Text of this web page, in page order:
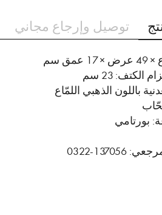
الكتف: 23 سم
باللون الذهبي اللمّاع
بورتامي
0322
توصيل وإرجاع مجاني